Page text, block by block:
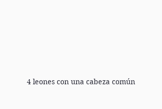
4 leones con una cabeza común